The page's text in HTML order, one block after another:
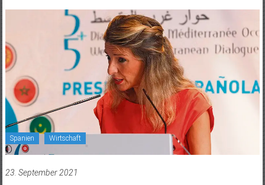
Spanien Wirtschaft
23. September 2021